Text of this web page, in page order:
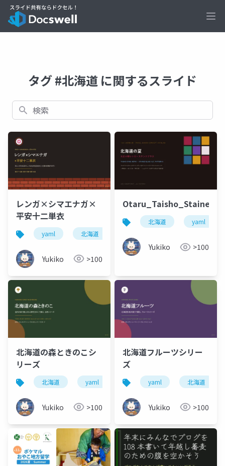
タグ #北海道 に関するスライド
検索
レンガ×シマエナガ×
平安十二単衣
yaml 北海道
Yukiko >100
北海道 yaml
Yukiko >100
北海道の森ときのこシ
リーズ
北海道 yaml
Yukiko >100
北海道フルーツシリー
ズ
yaml 北海道
Yukiko >100